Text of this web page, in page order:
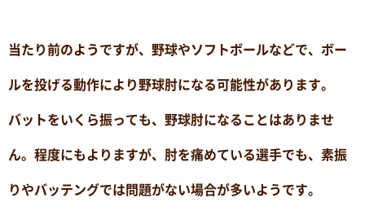
当たり前のようですが、野球やソフトボールなどで、ボー
ルを投げる動作により野球肘になる可能性があります。
バットをいくら振っても、野球肘になることはありませ
ん。程度にもよりますが、肘を痛めている選手でも、素振
りやバッテングでは問題がない場合が多いようです。